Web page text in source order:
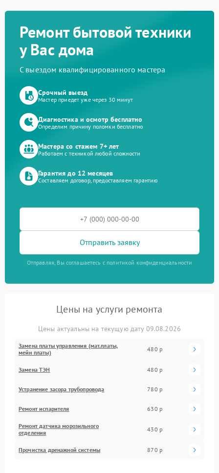
Ремонт бытовой техники
у Вас дома
С выездом квалифицированного мастера
Срочный выезд
Мастер приедет уже через 30 минут
Диагностика и осмотр бесплатно
Определим причину поломки бесплатно
Мастера со стажем 7+ лет
Работаем с техникой любой сложности
Гарантия до 12 месяцев
Составляем договор, предоставляем гарантию
Отправить заявку
Отправляя, Вы соглашаетесь с политикой конфиденциальности
Цены на услуги ремонта
Цены актуальны на текущую дату 09.08.2026
Замена платы управления (мат.платы,
мейн платы)
480 р
Замена ТЭН 480 р
Устранение засора трубопровода 780 р
Ремонт испарителя 630 р
Ремонт датчика морозильного
отделения
430 р
Прочистка дренажной системы 870 р